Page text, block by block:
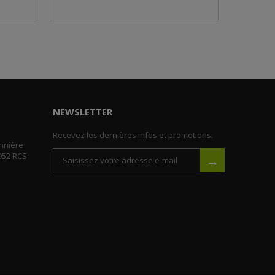
RCS
NEWSLETTER
Recevez les dernières infos et promotions.
→